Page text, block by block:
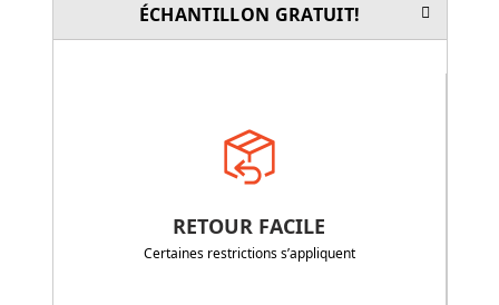
ÉCHANTILLON GRATUIT!
RETOUR FACILE
Certaines restrictions s’appliquent